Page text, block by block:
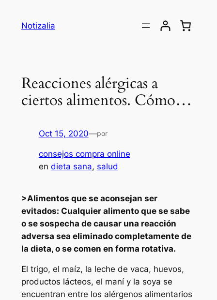
Notizalia
Reacciones alérgicas a
ciertos alimentos. Cómo…
Oct 15, 2020—por
consejos compra online
en dieta sana, salud
>Alimentos que se aconsejan ser
evitados: Cualquier alimento que se sabe
o se sospecha de causar una reacción
adversa sea eliminado completamente de
la dieta, o se comen en forma rotativa.
El trigo, el maíz, la leche de vaca, huevos,
productos lácteos, el maní y la soya se
encuentran entre los alérgenos alimentarios